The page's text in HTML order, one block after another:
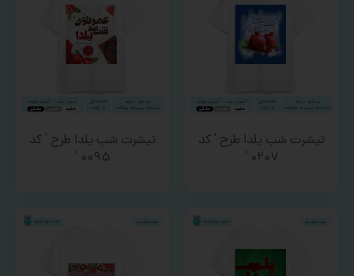
تیشرت شب یلدا طرح ‘ کد
۰۲۰۷ ‘
تیشرت شب یلدا طرح ‘ کد
۰۰۹۵ ‘